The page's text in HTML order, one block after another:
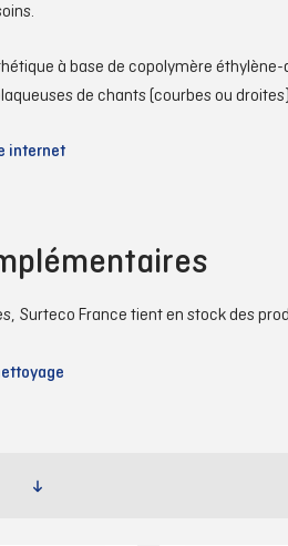
à base de copolymère éthylène-
de chants (courbes ou
internet
Surteco France tient en stock des